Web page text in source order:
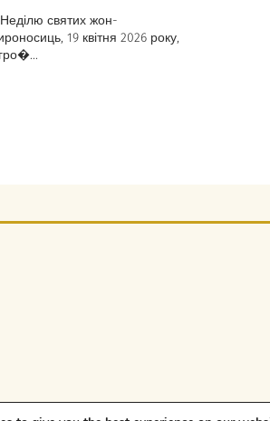
святих жон-
19 квітня 2026 року,